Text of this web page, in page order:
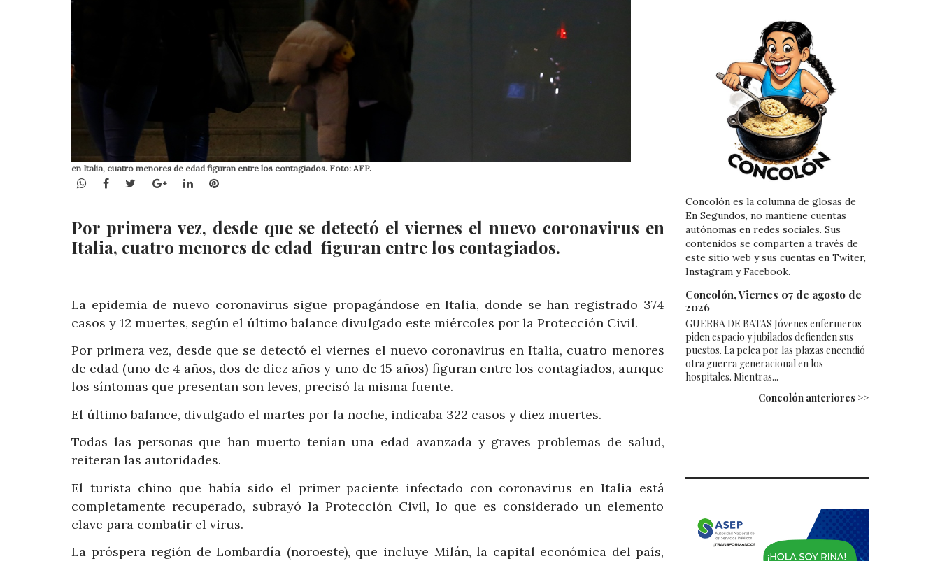
en Italia, cuatro menores de edad figuran entre los contagiados. Foto: AFP.
WhatsApp
Facebook
TwitterGoogle+LinkedInPinterest
Por primera vez, desde que se detectó el viernes el nuevo coronavirus en
Italia, cuatro menores de edad figuran entre los contagiados.
La epidemia de nuevo coronavirus sigue propagándose en Italia, donde se han registrado 374
casos y 12 muertes, según el último balance divulgado este miércoles por la Protección Civil.
Por primera vez, desde que se detectó el viernes el nuevo coronavirus en Italia, cuatro menores
de edad (uno de 4 años, dos de diez años y uno de 15 años) figuran entre los contagiados, aunque
los síntomas que presentan son leves, precisó la misma fuente.
El último balance, divulgado el martes por la noche, indicaba 322 casos y diez muertes.
Todas las personas que han muerto tenían una edad avanzada y graves problemas de salud,
reiteran las autoridades.
El turista chino que había sido el primer paciente infectado con coronavirus en Italia está
completamente recuperado, subrayó la Protección Civil, lo que es considerado un elemento
clave para combatir el virus.
La próspera región de Lombardía (noroeste), que incluye Milán, la capital económica del país,
Concolón es la columna de glosas de
En Segundos, no mantiene cuentas
autónomas en redes sociales. Sus
contenidos se comparten a través de
este sitio web y sus cuentas en Twiter,
Instagram y Facebook.
Concolón, Viernes 07 de agosto de
2026
GUERRA DE BATAS Jóvenes enfermeros
piden espacio y jubilados defienden sus
puestos. La pelea por las plazas encendió
otra guerra generacional en los
hospitales. Mientras...
Concolón anteriores >>